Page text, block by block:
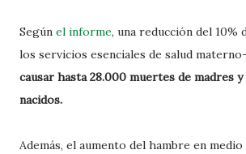
Según el informe, una reducción del 10%
los servicios esenciales de salud
causar hasta 28.000 muertes de madres
nacidos.
Además, el aumento del hambre en medio